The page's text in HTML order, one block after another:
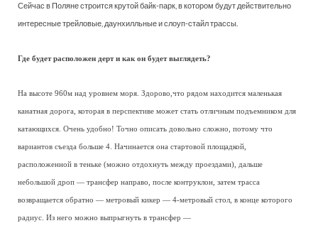
Сейчас в Поляне строится крутой байк-парк, в котором будут действительно
интересные трейловые, даунхилльные и слоуп-стайл трассы.
Где будет расположен дерт и как он будет выглядеть?
На высоте 960м над уровнем моря. Здорово,что рядом находится маленькая
канатная дорога, которая в перспективе может стать отличным подъемником для
катающихся. Очень удобно! Точно описать довольно сложно, потому что
вариантов съезда больше 4. Начинается она стартовой площадкой,
расположенной в теньке (можно отдохнуть между проездами), дальше
небольшой дроп — трансфер направо, после контруклон, затем трасса
возвращается обратно — метровый кикер — 4-метровый стол, в конце которого
радиус. Из него можно выпрыгнуть в трансфер —